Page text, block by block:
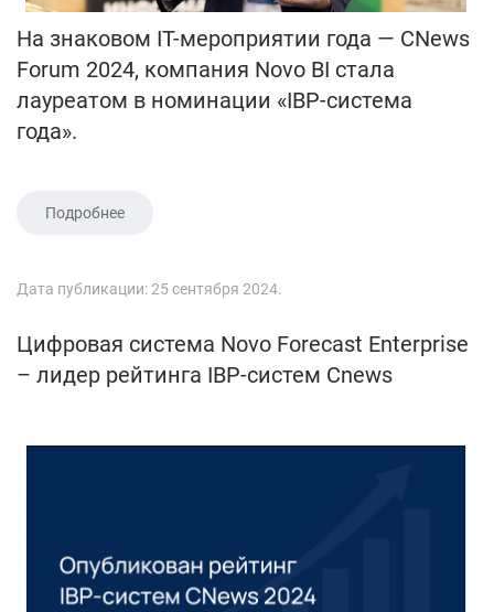
На знаковом IT-мероприятии года — CNews
Forum 2024, компания Novo BI стала
лауреатом в номинации «IBP-система
года».
Подробнее
Дата публикации:25 сентября 2024.
Цифровая система Novo Forecast Enterprise
– лидер рейтинга IBP-систем Cnews